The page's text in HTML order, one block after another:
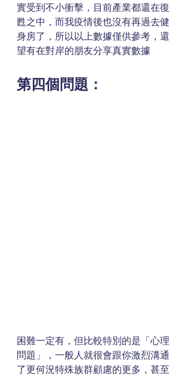
實受到不小衝擊，目前產業都還在復
甦之中，而我疫情後也沒有再過去健
身房了，所以以上數據僅供參考，還
望有在對岸的朋友分享真實數據
第四個問題：
困難一定有，但比較特別的是「心理
問題」，一般人就很會跟你激烈溝通
了更何況特殊族群顧慮的更多，甚至